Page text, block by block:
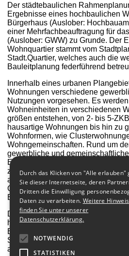
Der städtebaulichen
Ergebnisse eines hochbaulichen
Bürgerhaus (Auslober:
einer Mehrfachbeauftragung für
(Auslober: GWW) zu Grunde. Der
Wohnquartier stammt vom
Stadt.Quartier, welches auch die
Bauleitplanung federführend
Innerhalb eines urbanen
Wohnungen verschiedene
Nutzungen vorgesehen. Es
Wohneinheiten in verschiedenen
größen entstehen, von 2- bis 5-
hausartige Wohnungen bis hin zu
Wohnformen, wie
Wohngemeinschaften. Rund um
gewerbliche und
Erdgeschosszonen vorgesehen.
zudem auch eine mehrzügige
angrenzenden Bahnseite sorgt die
Geschlossenheit der
Bahnlärm außen vor bleibt.
Das Energiekonzept zum
hochdämmenden Gebäudehüllen
Erdwärme, welche als kalte
Sole-/Wasser-Wärmepumpen und
anteiligen Eigenstromversorgung
Durch das Klicken von "Alle erlauben"
Sie dieser Internetseite, deren
Dritten die Einwilligung
Daten zu verarbeiten. Weitere
finden Sie unter unserer
Datenschutzerklärung.
NOTWENDIG
STATISTIKEN